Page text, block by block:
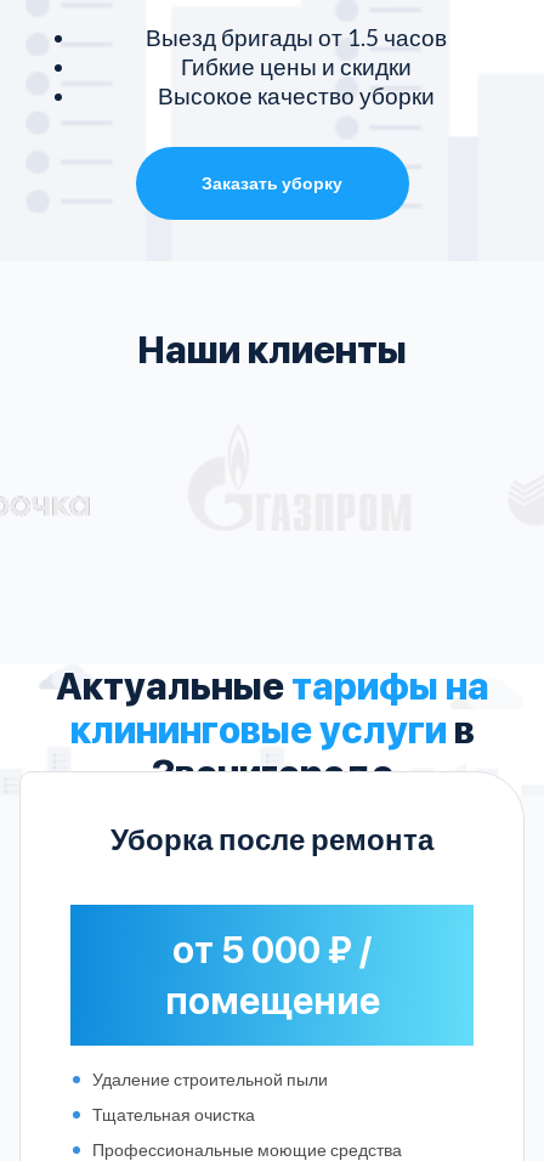
Выезд бригады от 1.5 часов
Гибкие цены и скидки
Высокое качество уборки
Заказать уборку
Наши клиенты
Актуальныетарифы на
клининговые услуги в
Звенигороде
Уборка после ремонта
от 5 000 ₽ /
помещение
Удаление строительной пыли
Тщательная очистка
Профессиональные моющие средства